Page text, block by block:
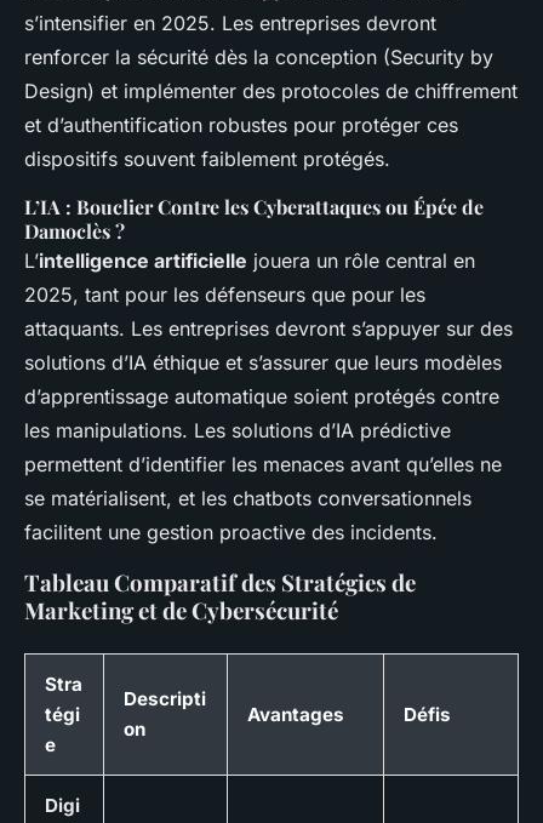
s’intensifier en 2025. Les entreprises devront
renforcer la sécurité dès la conception (Security by
Design) et implémenter des protocoles de chiffrement
et d’authentification robustes pour protéger ces
dispositifs souvent faiblement protégés.
L’IA : Bouclier Contre les Cyberattaques ou Épée de
Damoclès ?
L’intelligence artificielle jouera un rôle central en
2025, tant pour les défenseurs que pour les
attaquants. Les entreprises devront s’appuyer sur des
solutions d’IA éthique et s’assurer que leurs modèles
d’apprentissage automatique soient protégés contre
les manipulations. Les solutions d’IA prédictive
permettent d’identifier les menaces avant qu’elles ne
se matérialisent, et les chatbots conversationnels
facilitent une gestion proactive des incidents.
Tableau Comparatif des Stratégies de
Marketing et de Cybersécurité
Stra
tégi
e
Descripti
on
Avantages Défis
Digi